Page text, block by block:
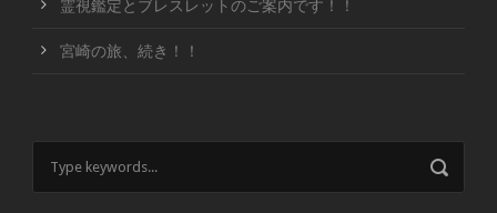
霊視鑑定とブレスレットのご案内です！！
宮崎の旅、続き！！